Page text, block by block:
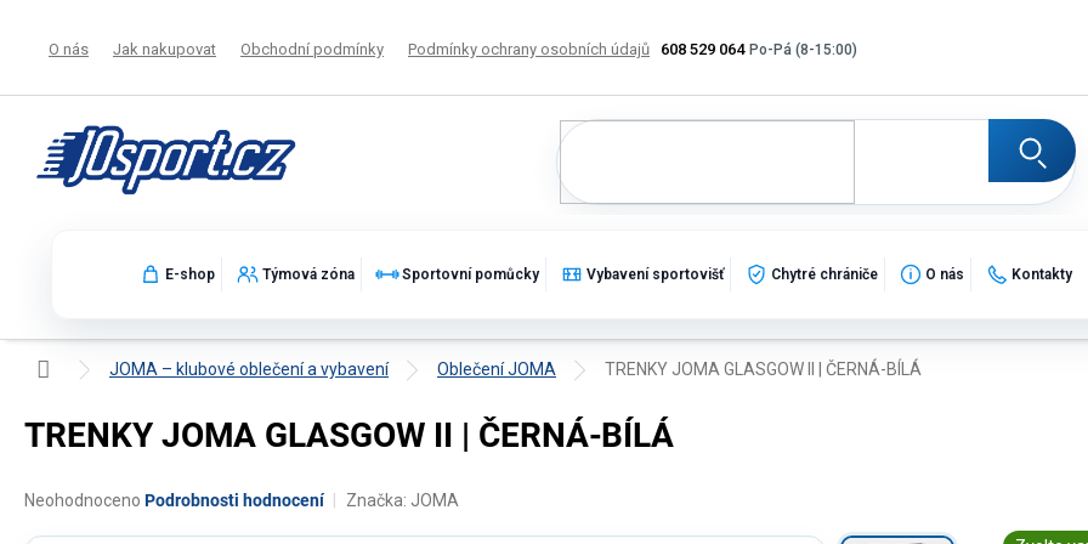
608 529 064
O nás Jak nakupovat Obchodní podmínky Podmínky ochrany osobních údajů Výměna, vrácení a reklamace zboží
E-shop Týmová zóna Sportovní pomůcky Vybavení sportovišť Chytré chrániče O nás Kontakty
Domů JOMA – klubové oblečení a vybavení Oblečení JOMA TRENKY JOMA GLASGOW II | ČERNÁ-BÍLÁ
TRENKY JOMA GLASGOW II | ČERNÁ-BÍLÁ
Průměrné
Neohodnoceno Podrobnosti hodnocení Značka: JOMA